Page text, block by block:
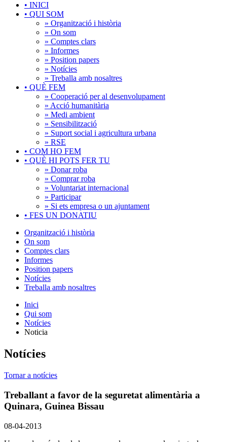
• INICI
• QUI SOM
» Organització i història
» On som
» Comptes clars
» Informes
» Position papers
» Notícies
» Treballa amb nosaltres
• QUÈ FEM
» Cooperació per al desenvolupament
» Acció humanitària
» Medi ambient
» Sensibilització
» Suport social i agricultura urbana
» RSE
• COM HO FEM
• QUÈ HI POTS FER TU
» Donar roba
» Comprar roba
» Voluntariat internacional
» Participar
» Si ets empresa o un ajuntament
• FES UN DONATIU
Organització i història
On som
Comptes clars
Informes
Position papers
Notícies
Treballa amb nosaltres
Inici
Qui som
Notícies
Noticia
Notícies
Tornar a notícies
Treballant a favor de la seguretat alimentària a
Quinara, Guinea Bissau
08-04-2013